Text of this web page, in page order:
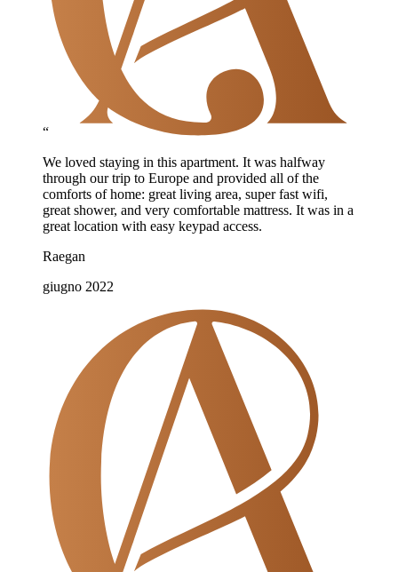
“
We loved staying in this apartment. It was halfway
through our trip to Europe and provided all of the
comforts of home: great living area, super fast wifi,
great shower, and very comfortable mattress. It was in a
great location with easy keypad access.
Raegan
giugno 2022